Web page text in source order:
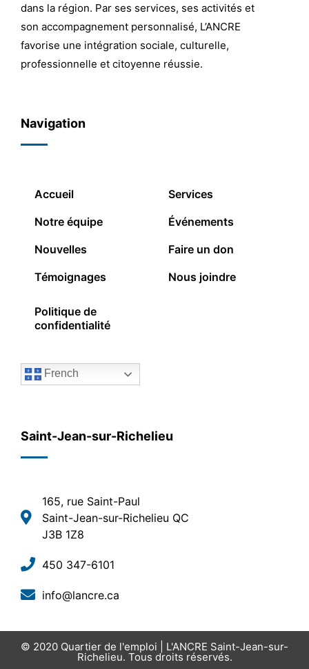
dans la région. Par ses services, ses activités et
son accompagnement personnalisé, L’ANCRE
favorise une intégration sociale, culturelle,
professionnelle et citoyenne réussie.
Navigation
Accueil
Notre équipe
Nouvelles
Témoignages
Services
Événements
Faire un don
Nous joindre
Politique de
confidentialité
French
Saint-Jean-sur-Richelieu
165, rue Saint-Paul
Saint-Jean-sur-Richelieu QC
J3B 1Z8
450 347-6101
info@lancre.ca
© 2020 Quartier de l'emploi | L'ANCRE Saint-Jean-sur-
Richelieu. Tous droits réservés.